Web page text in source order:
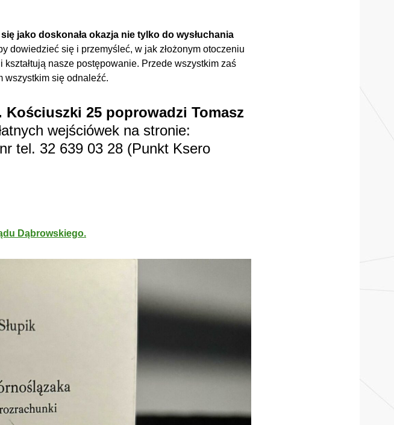
jako doskonała okazja nie tylko do wysłuchania
dowiedzieć się i przemyśleć, w jak złożonym otoczeniu
nasze postępowanie. Przede wszystkim zaś
wszystkim się odnaleźć.
25 poprowadzi Tomasz
wejściówek na stronie:
tel. 32 639 03 28 (Punkt Ksero
Dąbrowskiego.